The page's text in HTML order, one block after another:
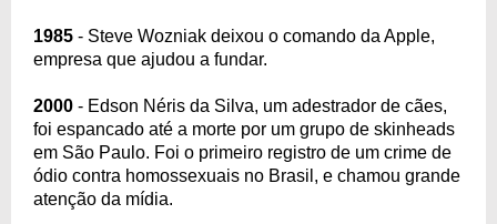
1985 - Steve Wozniak deixou o comando da Apple,
empresa que ajudou a fundar.
2000 - Edson Néris da Silva, um adestrador de cães,
foi espancado até a morte por um grupo de skinheads
em São Paulo. Foi o primeiro registro de um crime de
ódio contra homossexuais no Brasil, e chamou grande
atenção da mídia.